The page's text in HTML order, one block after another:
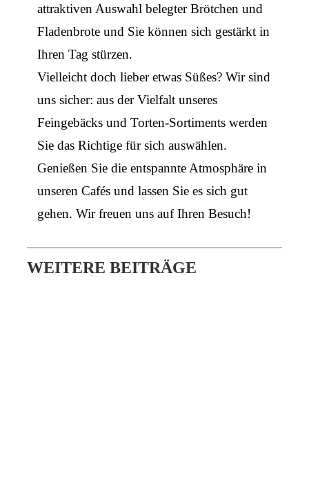
attraktiven Auswahl belegter Brötchen und
Fladenbrote und Sie können sich gestärkt in
Ihren Tag stürzen.
Vielleicht doch lieber etwas Süßes? Wir sind
uns sicher: aus der Vielfalt unseres
Feingebäcks und Torten-Sortiments werden
Sie das Richtige für sich auswählen.
Genießen Sie die entspannte Atmosphäre in
unseren Cafés und lassen Sie es sich gut
gehen. Wir freuen uns auf Ihren Besuch!
WEITERE BEITRÄGE